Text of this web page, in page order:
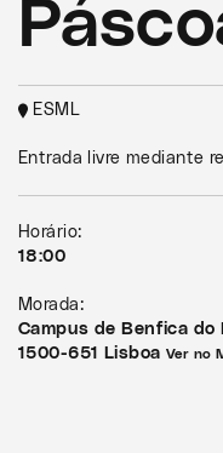
ESML
Entrada livre mediante
Horário:
18:00
Morada:
Campus de Benfica
1500-651 Lisboa Ver no